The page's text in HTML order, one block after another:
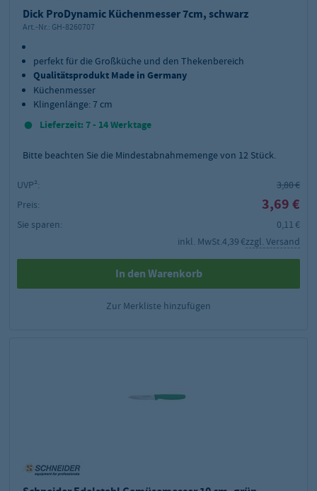
Dick ProDynamic Küchenmesser 7cm, schwarz
Art.-Nr.: GH-8260707
perfekt für die Großküche und den Thekenbereich
Qualitätsprodukt Made in Germany
Küchenmesser
Klingenlänge: 7 cm
Lieferzeit: 7 - 14 Werktage
Bitte beachten Sie die Mindestabnahmemenge von 12 Stück.
UVP²:
3,80 €
Preis:
3,69 €
Sie sparen:
0,11 €
inkl. MwSt.4,39 €zzgl. Versand
In den Warenkorb
Zur Merkliste hinzufügen